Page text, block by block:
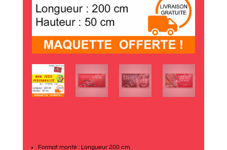
Format monté : Longueur 200 cm.